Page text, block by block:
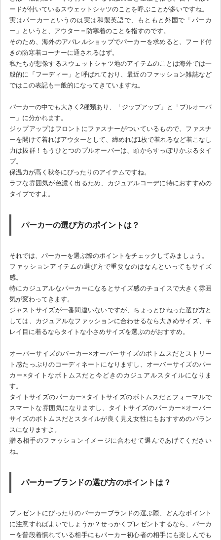
ードが付いているスウェットシャツのことを呼ぶことが多いですね。
実はパーカーというのは実は和製英語で、もともと外国で「パーカ
ー」というと、アウター＝防寒着のことを指すのです。
そのため、海外のアパレルショップでパーカーを求めると、フード付
きの防寒着コーナーに通されるはず。
私たちが想像するスウェットシャツ地のアイテムのことは海外では一
般的に「フーディー」と呼ばれており、最近のファッション雑誌など
ではこの表記も一般的になってきていますね。
パーカーの中でも大きく2種類あり、「ジップアップ」と「プルオーバ
ー」に分かれます。
ジップアップはフロントにファスナーがついているもので、ファスナ
ーを開けて着ればアウターとして、締めれば1枚で着れるなど着こなし
力は抜群！もうひとつのプルオーバーは、頭からすっぽりかぶるタイ
プ。
保温力が高く秋冬にぴったりのアイテムですね。
ラフな雰囲気が色濃く出るため、カジュアルコーデに特におすすめの
タイプですよ。
パーカーの選び方のポイントは？
それでは、パーカーを選ぶ際のポイントをチェックしてみましょう。
ファッションアイテムの選び方で重要なのはなんといってもサイズ
感。
特にカジュアルなパーカーになるとサイズ感のチョイスで大きく雰囲
気が変わってきます。
ジャストサイズが一番間違いないですが、ちょっとひねった選び方と
しては、カジュアルなファッションに合わせるなら大きめサイズ、キ
レイ目に着るならタイトな小さめサイズを選ぶのがおすすめ。
オーバーサイズのパーカー×オーバーサイズのボトムスだとストリー
ト感たっぷりのコーディネートになりますし、オーバーサイズのパー
カー×タイトなボトムスだと今どきのカジュアルスタイルになりま
す。
タイトサイズのパーカー×タイトサイズのボトムスだとフォーマルで
スマートな雰囲気になりますし、タイトサイズのパーカー×オーバー
サイズのボトムスだとスタイルが良く見え女性にもおすすめのバラン
スになりますよ。
贈る相手のファッションイメージに合わせて選んであげてください
ね。
パーカーブランドの選び方のポイントは？
プレゼントにぴったりのパーカーブランドの選ぶ際、どんなポイント
に注意すればよいでしょうか？せっかくプレゼントするなら、パーカ
ーを普段着慣れている相手にもパーカー初心者の相手にも楽しんでも